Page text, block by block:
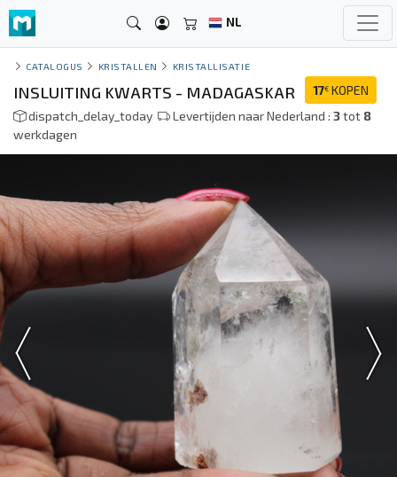
NL
CATALOGUS KRISTALLEN KRISTALLISATIE
17€ KOPEN
INSLUITING KWARTS - MADAGASKAR
dispatch_delay_today Levertijden naar Nederland : 3tot 8
werkdagen